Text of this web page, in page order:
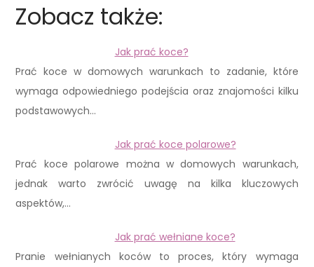
Zobacz także:
Jak prać koce?
Prać koce w domowych warunkach to zadanie, które
wymaga odpowiedniego podejścia oraz znajomości kilku
podstawowych…
Jak prać koce polarowe?
Prać koce polarowe można w domowych warunkach,
jednak warto zwrócić uwagę na kilka kluczowych
aspektów,…
Jak prać wełniane koce?
Pranie wełnianych koców to proces, który wymaga